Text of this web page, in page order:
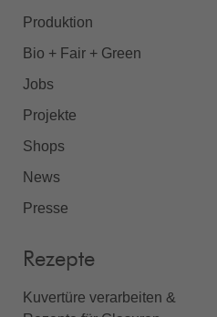
Produktion
Bio + Fair + Green
Jobs
Projekte
Shops
News
Presse
Rezepte
Kuvertüre verarbeiten &